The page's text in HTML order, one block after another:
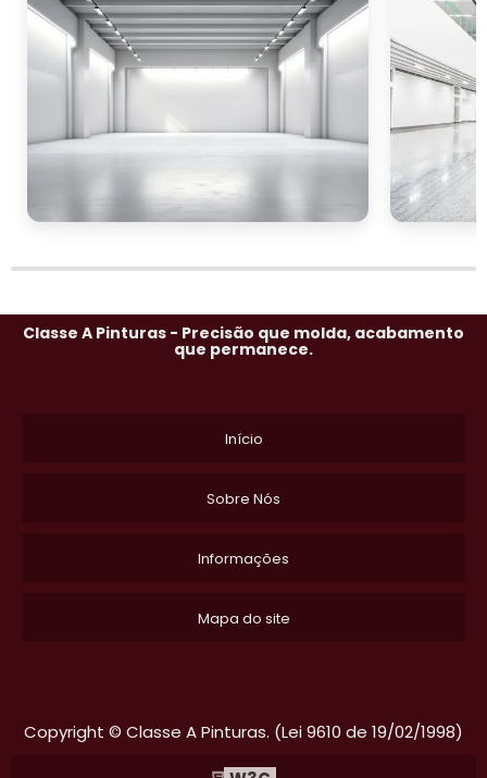
Classe A Pinturas - Precisão que molda, acabamento
que permanece.
Início
Sobre Nós
Informações
Mapa do site
Copyright © Classe A Pinturas. (Lei 9610 de 19/02/1998)